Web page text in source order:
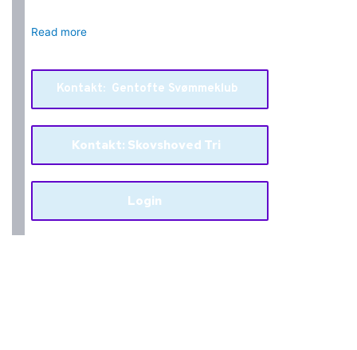
Read more
Kontakt: Gentofte Svømmeklub
Kontakt: Skovshoved Tri
Login